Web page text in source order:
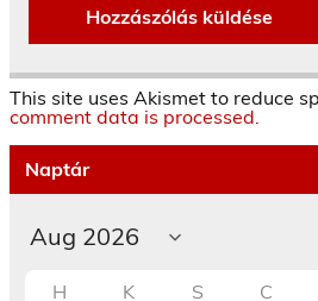
This site uses Akismet to reduce
comment data is processed.
Naptár
H K S C